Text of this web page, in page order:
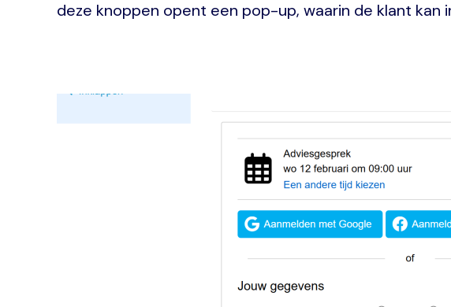
deze knoppen opent een pop-up, waarin de klant kan